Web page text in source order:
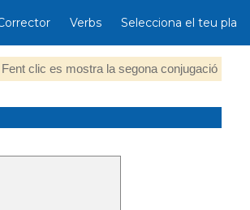
Verbs Selecciona el teu pla
Fent clic es mostra la segona conjugació